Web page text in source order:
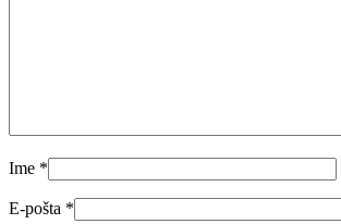
Ime *
E-pošta *